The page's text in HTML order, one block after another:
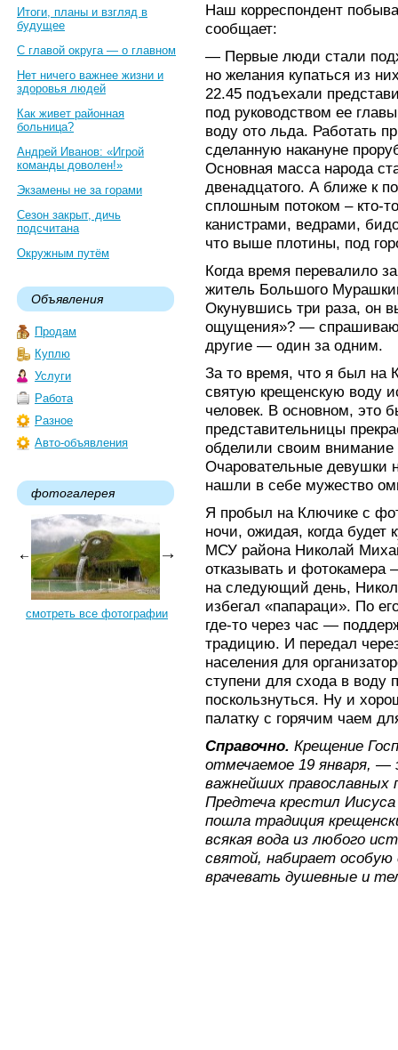
Итоги, планы и взгляд в
будущее
С главой округа — о главном
Нет ничего важнее жизни и
здоровья людей
Как живет районная
больница?
Андрей Иванов: «Игрой
команды доволен!»
Экзамены не за горами
Сезон закрыт, дичь
подсчитана
Окружным путём
Объявления
Продам
Куплю
Услуги
Работа
Разное
Авто-объявления
фотогалерея
смотреть все фотографии
Наш корреспондент
сообщает:
— Первые люди стали
но желания купаться из
22.45 подъехали
под руководством ее
воду ото льда. Работать
сделанную накануне
Основная масса народа
двенадцатого. А ближе к
сплошным потоком – кто-
канистрами, ведрами,
что выше плотины, под
Когда время перевалило
житель Большого
Окунувшись три раза, он
ощущения»? —
другие — один за одним.
За то время, что я был на
святую крещенскую воду
человек. В основном, это
представительницы
обделили своим
Очаровательные девушки
нашли в себе мужество
Я пробыл на Ключике с
ночи, ожидая, когда будет
МСУ района Николай
отказывать и фотокамера
на следующий день,
избегал «папараци». По
где-то через час —
традицию. И передал
населения для
ступени для схода в воду
поскользнуться. Ну и
палатку с горячим чаем
Справочно. Крещение
отмечаемое 19 января, —
важнейших православных
Предтеча крестил
пошла традиция
всякая вода из любого
святой, набирает
врачевать душевные и